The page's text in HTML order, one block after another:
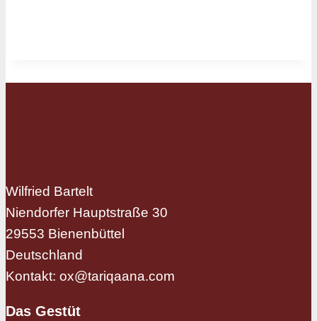
Wilfried Bartelt
Niendorfer Hauptstraße 30
29553 Bienenbüttel
Deutschland
Kontakt: ox@tariqaana.com
Das Gestüt